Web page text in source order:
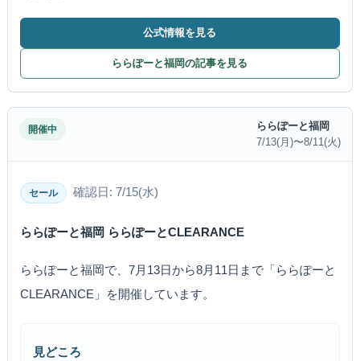
公式情報を見る
ららぽーと福岡の記事を見る
開催中
ららぽーと福岡
7/13(月)〜8/11(火)
セール 確認日: 7/15(水)
ららぽーと福岡 ららぽーとCLEARANCE
ららぽーと福岡で、7月13日から8月11日まで「ららぽーと
CLEARANCE」を開催しています。
見どころ